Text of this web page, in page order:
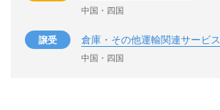
中国・四国
譲受 倉庫・その他運輸関連サービス
中国・四国